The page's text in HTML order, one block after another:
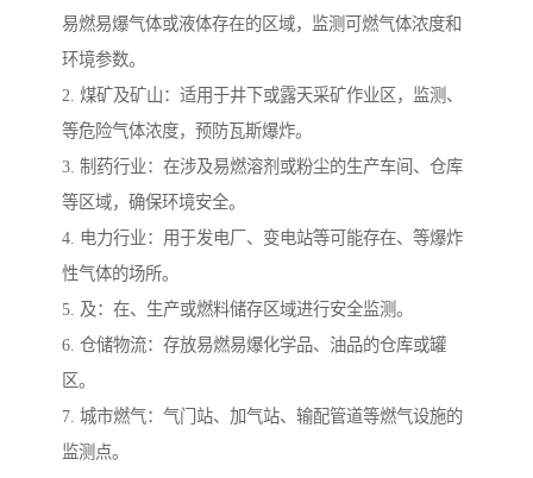
易燃易爆气体或液体存在的区域，监测可燃气体浓度和
环境参数。
2. 煤矿及矿山：适用于井下或露天采矿作业区，监测、
等危险气体浓度，预防瓦斯爆炸。
3. 制药行业：在涉及易燃溶剂或粉尘的生产车间、仓库
等区域，确保环境安全。
4. 电力行业：用于发电厂、变电站等可能存在、等爆炸
性气体的场所。
5. 及：在、生产或燃料储存区域进行安全监测。
6. 仓储物流：存放易燃易爆化学品、油品的仓库或罐
区。
7. 城市燃气：气门站、加气站、输配管道等燃气设施的
监测点。